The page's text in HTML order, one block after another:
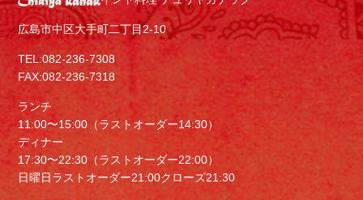
広島市中区大手町二丁目2-10
TEL:082-236-7308
FAX:082-236-7318
ランチ
11:00〜15:00（ラストオーダー14:30）
ディナー
17:30〜22:30（ラストオーダー22:00）
日曜日ラストオーダー21:00クローズ21:30